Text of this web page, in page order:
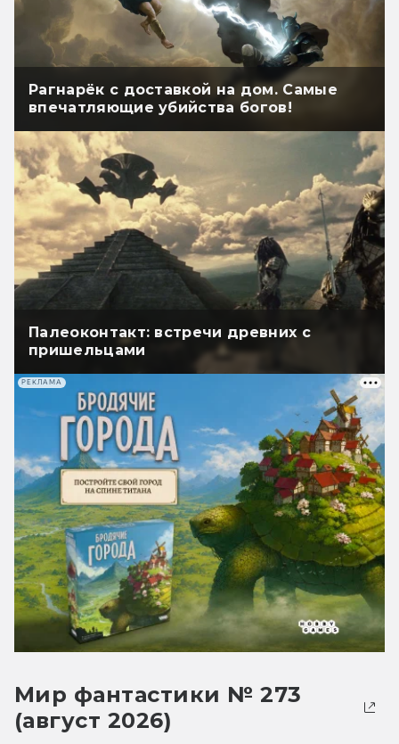
Рагнарёк с доставкой на дом. Самые
впечатляющие убийства богов!
Палеоконтакт: встречи древних с
пришельцами
РЕКЛАМА
Мир фантастики № 273
(август 2026)